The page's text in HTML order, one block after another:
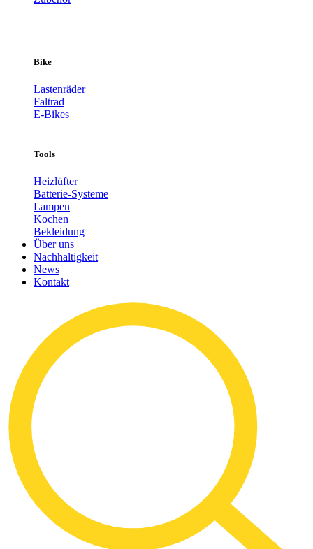
Bike
Lastenräder
Faltrad
E-Bikes
Tools
Heizlüfter
Batterie-Systeme
Lampen
Kochen
Bekleidung
Über uns
Nachhaltigkeit
News
Kontakt